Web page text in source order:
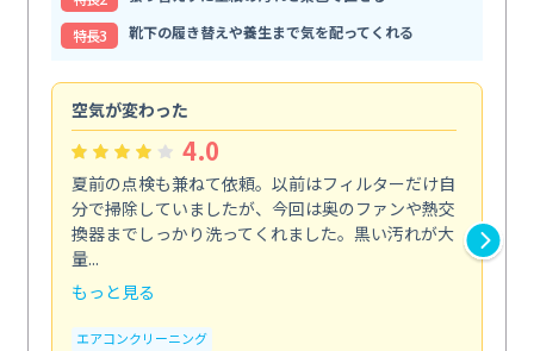
特⻑3
靴下の履き替えや養生まで気を配ってくれる
空気が変わった
4.0
夏前の点検も兼ねて依頼。以前はフィルターだけ自
分で掃除していましたが、今回は奥のファンや熱交
換器までしっかり洗ってくれました。黒い汚れが大
量...
もっと見る
エアコンクリーニング